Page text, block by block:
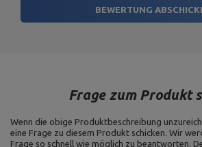
BEWERTUNG
Frage zum Produkt
Wenn die obige Produktbeschreibung
eine Frage zu diesem Produkt schicken. Wir
Frage so schnell wie möglich zu beantworten.